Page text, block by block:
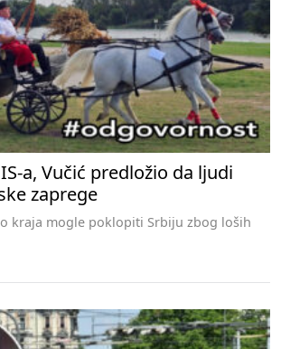
a, Vučić predložio da ljudi
zaprege
kraja mogle poklopiti Srbiju zbog loših